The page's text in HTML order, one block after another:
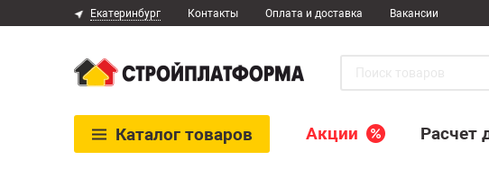
Екатеринбург Контакты Оплата и доставка Вакансии
Каталог товаров Акции Расчет